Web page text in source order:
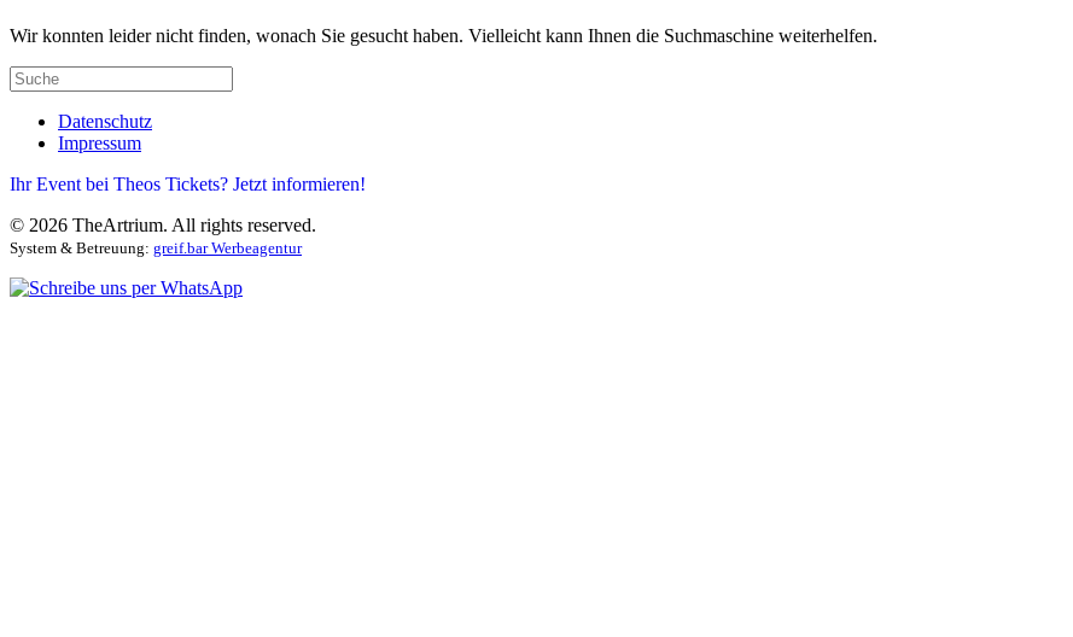
Wir konnten leider nicht finden, wonach Sie gesucht haben. Vielleicht kann Ihnen die Suchmaschine weiterhelfen.
Datenschutz
Impressum
Ihr Event bei Theos Tickets? Jetzt informieren!
© 2026 TheArtrium. All rights reserved.
System & Betreuung: greif.bar Werbeagentur